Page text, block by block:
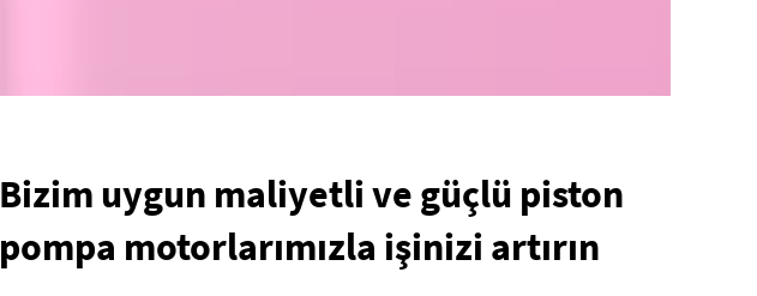
Bizim uygun maliyetli ve güçlü piston
pompa motorlarımızla işinizi artırın